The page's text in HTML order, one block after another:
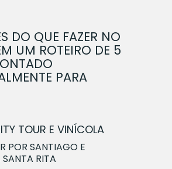
DO QUE FAZER NO
UM ROTEIRO DE 5
PARA
TOUR E VINÍCOLA
POR SANTIAGO E
RITA